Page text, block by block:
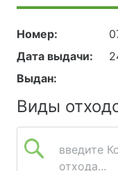
Номер:
Дата выдачи:
Выдан:
Виды
введите
отхода...